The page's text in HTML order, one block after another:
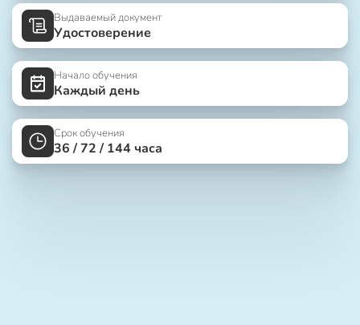
Выдаваемый документ
Удостоверение
Начало обучения
Каждый день
Срок обучения
36 / 72 / 144 часа